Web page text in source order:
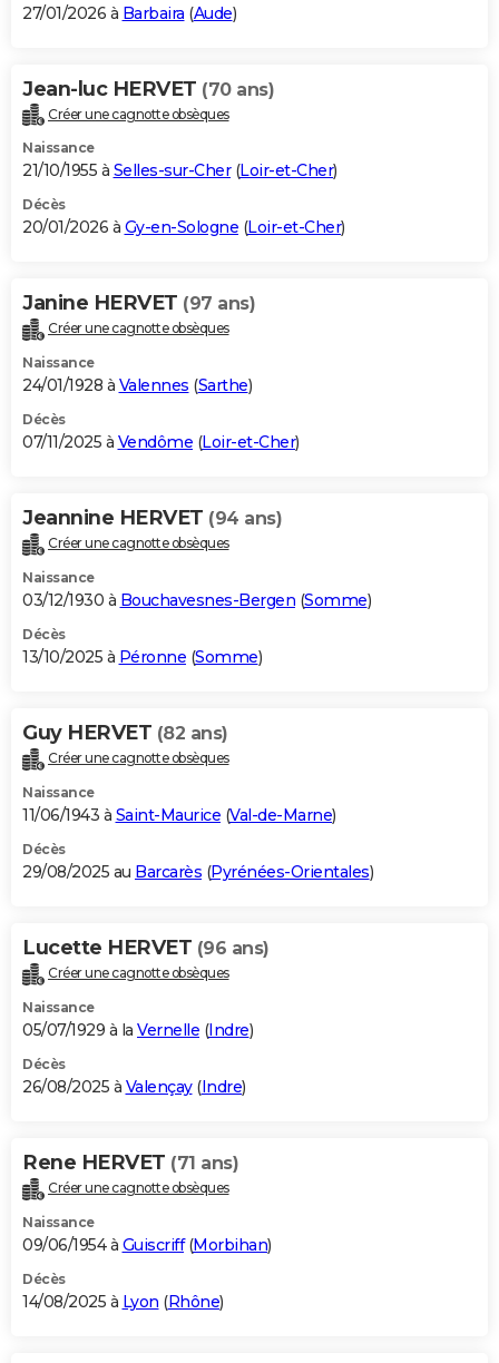
27/01/2026 à Barbaira (Aude)
Jean-luc HERVET (70 ans)
Créer une cagnotte obsèques
Naissance
21/10/1955 à Selles-sur-Cher(Loir-et-Cher)
Décès
20/01/2026 à Gy-en-Sologne (Loir-et-Cher)
Janine HERVET (97 ans)
Créer une cagnotte obsèques
Naissance
24/01/1928 à Valennes (Sarthe)
Décès
07/11/2025 à Vendôme (Loir-et-Cher)
Jeannine HERVET (94 ans)
Créer une cagnotte obsèques
Naissance
03/12/1930 à Bouchavesnes-Bergen (Somme)
Décès
13/10/2025 à Péronne (Somme)
Guy HERVET (82 ans)
Créer une cagnotte obsèques
Naissance
11/06/1943 à Saint-Maurice (Val-de-Marne)
Décès
29/08/2025 au Barcarès (Pyrénées-Orientales)
Lucette HERVET (96 ans)
Créer une cagnotte obsèques
Naissance
05/07/1929 à la Vernelle (Indre)
Décès
26/08/2025 à Valençay(Indre)
Rene HERVET (71 ans)
Créer une cagnotte obsèques
Naissance
09/06/1954 à Guiscriff(Morbihan)
Décès
14/08/2025 à Lyon (Rhône)